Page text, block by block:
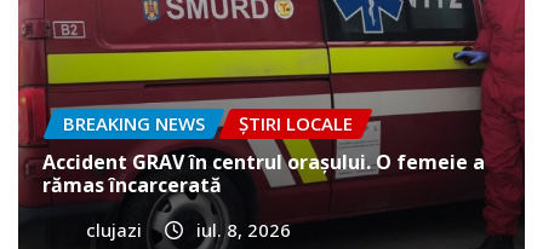
BREAKING NEWS ȘTIRI LOCALE
Accident GRAV în centrul orașului. O femeie a
rămas încarcerată
clujazi iul. 8, 2026